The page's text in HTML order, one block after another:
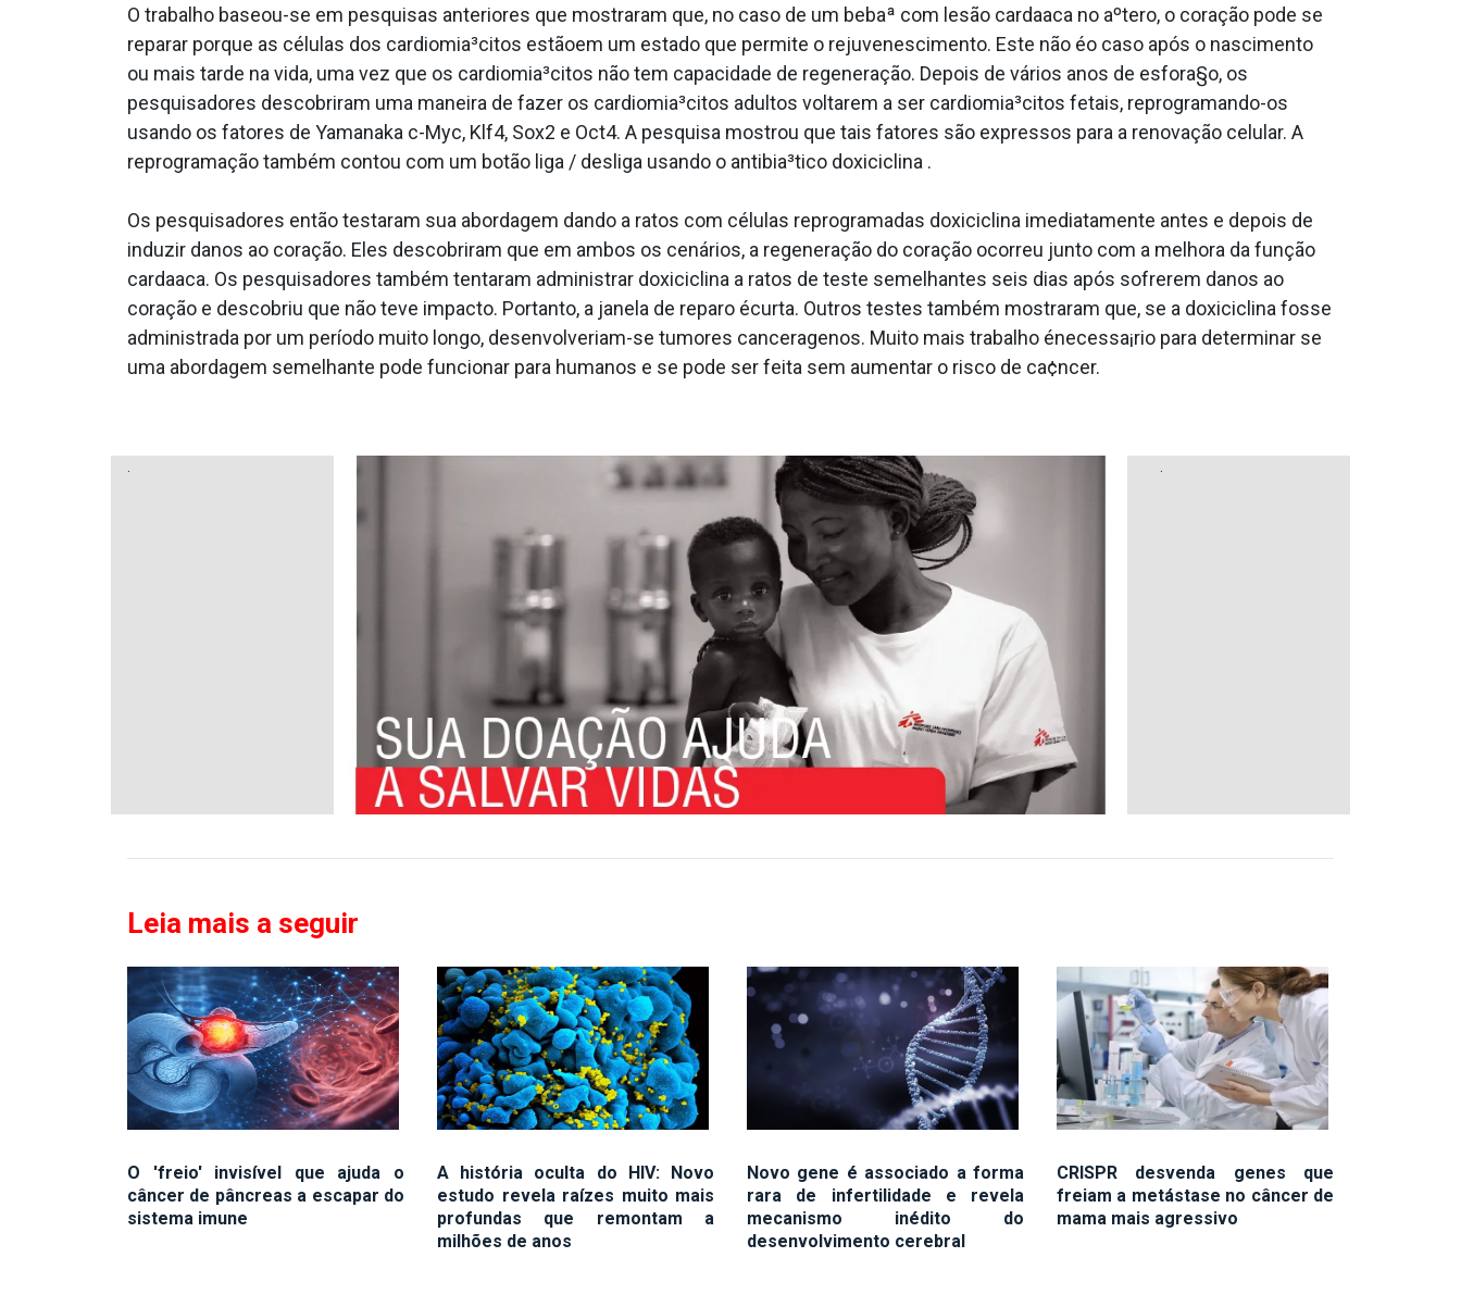
O trabalho baseou-se em pesquisas anteriores que mostraram que, no caso de um bebaª com lesão carda­aca no aºtero, o coração pode se
reparar porque as células dos cardiomia³citos estãoem um estado que permite o rejuvenescimento. Este não éo caso após o nascimento
ou mais tarde na vida, uma vez que os cardiomia³citos não tem capacidade de regeneração. Depois de vários anos de esfora§o, os
pesquisadores descobriram uma maneira de fazer os cardiomia³citos adultos voltarem a ser cardiomia³citos fetais, reprogramando-os
usando os fatores de Yamanaka c-Myc, Klf4, Sox2 e Oct4. A pesquisa mostrou que tais fatores são expressos para a renovação celular. A
reprogramação também contou com um botão liga / desliga usando o antibia³tico doxiciclina .
Os pesquisadores então testaram sua abordagem dando a ratos com células reprogramadas doxiciclina imediatamente antes e depois de
induzir danos ao coração. Eles descobriram que em ambos os cenários, a regeneração do coração ocorreu junto com a melhora da função
carda­aca. Os pesquisadores também tentaram administrar doxiciclina a ratos de teste semelhantes seis dias após sofrerem danos ao
coração e descobriu que não teve impacto. Portanto, a janela de reparo écurta. Outros testes também mostraram que, se a doxiciclina fosse
administrada por um período muito longo, desenvolveriam-se tumores cancera­genos. Muito mais trabalho énecessa¡rio para determinar se
uma abordagem semelhante pode funcionar para humanos e se pode ser feita sem aumentar o risco de ca¢ncer.
Leia mais a seguir
O 'freio' invisível que ajuda o
câncer de pâncreas a escapar do
sistema imune
A história oculta do HIV: Novo
estudo revela raízes muito mais
profundas que remontam a
milhões de anos
Novo gene é associado a forma
rara de infertilidade e revela
mecanismo inédito do
desenvolvimento cerebral
CRISPR desvenda genes que
freiam a metástase no câncer de
mama mais agressivo